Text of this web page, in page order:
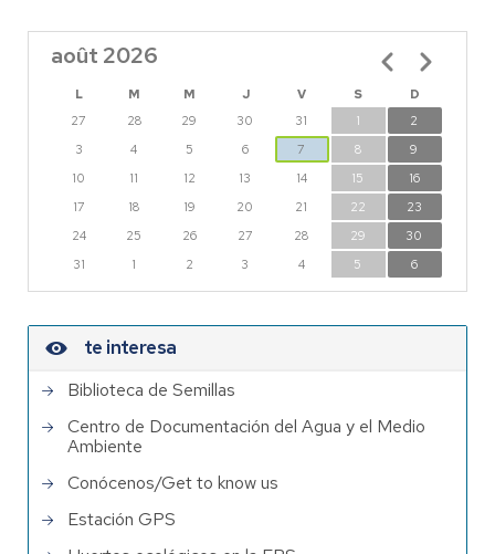
août 2026
L M M J V S
D
27
28 29 30 31 1
2
3
4 5 6 7 8
9
10
11 12 13 14 15
16
17
18 19 20 21 22
23
24
25 26 27 28 29
30
31
1 2 3 4 5 6
Pagination
te interesa
Biblioteca de Semillas
Centro de Documentación del Agua y el Medio
Ambiente
Conócenos/Get to know us
Estación GPS